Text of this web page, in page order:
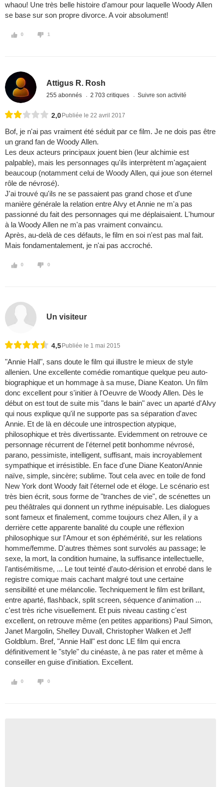
whaou! Une très belle histoire d'amour pour laquelle Woody Allen
se base sur son propre divorce. A voir absolument!
0 1
Attigus R. Rosh
255 abonnés 2 703 critiques Suivre son activité
2,0 Publiée le 22 avril 2017
Bof, je n'ai pas vraiment été séduit par ce film. Je ne dois pas être
un grand fan de Woody Allen.
Les deux acteurs principaux jouent bien (leur alchimie est
palpable), mais les personnages qu'ils interprètent m'agaçaient
beaucoup (notamment celui de Woody Allen, qui joue son éternel
rôle de névrosé).
J'ai trouvé qu'ils ne se passaient pas grand chose et d'une
manière générale la relation entre Alvy et Annie ne m'a pas
passionné du fait des personnages qui me déplaisaient. L'humour
à la Woody Allen ne m'a pas vraiment convaincu.
Après, au-delà de ces défauts, le film en soi n'est pas mal fait.
Mais fondamentalement, je n'ai pas accroché.
0 0
Un visiteur
4,5 Publiée le 1 mai 2015
"Annie Hall", sans doute le film qui illustre le mieux de style
allenien. Une excellente comédie romantique quelque peu auto-
biographique et un hommage à sa muse, Diane Keaton. Un film
donc excellent pour s'initier à l'Oeuvre de Woody Allen. Dès le
début on est tout de suite mis "dans le bain" avec un aparté d'Alvy
qui nous explique qu'il ne supporte pas sa séparation d'avec
Annie. Et de là en découle une introspection atypique,
philosophique et très divertissante. Evidemment on retrouve ce
personnage récurrent de l'éternel petit bonhomme névrosé,
parano, pessimiste, intelligent, suffisant, mais incroyablement
sympathique et irrésistible. En face d'une Diane Keaton/Annie
naïve, simple, sincère; sublime. Tout cela avec en toile de fond
New York dont Woody fait l'éternel ode et éloge. Le scénario est
très bien écrit, sous forme de "tranches de vie", de scénettes un
peu théâtrales qui donnent un rythme inépuisable. Les dialogues
sont fameux et finalement, comme toujours chez Allen, il y a
derrière cette apparente banalité du couple une réflexion
philosophique sur l'Amour et son éphémérité, sur les relations
homme/femme. D'autres thèmes sont survolés au passage; le
sexe, la mort, la condition humaine, la suffisance intellectuelle,
l'antisémitisme, ... Le tout teinté d'auto-dérision et enrobé dans le
registre comique mais cachant malgré tout une certaine
sensibilité et une mélancolie. Techniquement le film est brillant,
entre aparté, flashback, split screen, séquence d'animation ...
c'est très riche visuellement. Et puis niveau casting c'est
excellent, on retrouve même (en petites apparitions) Paul Simon,
Janet Margolin, Shelley Duvall, Christopher Walken et Jeff
Goldblum. Bref, "Annie Hall" est donc LE film qui encra
définitivement le "style" du cinéaste, à ne pas rater et même à
conseiller en guise d'initiation. Excellent.
0 0